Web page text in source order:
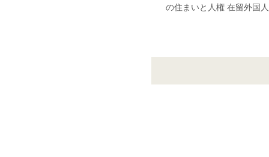
の住まいと人権 在留外国人とは 3か月以上日本にいる外国人 在留資